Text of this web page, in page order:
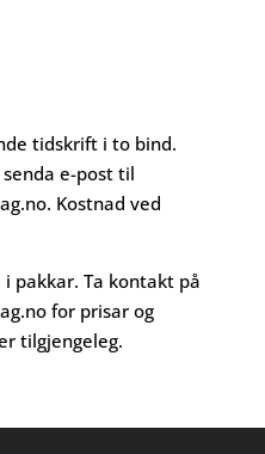
tidskrift i to bind.
e-post til
. Kostnad ved
pakkar. Ta kontakt på
for prisar og
tilgjengeleg.